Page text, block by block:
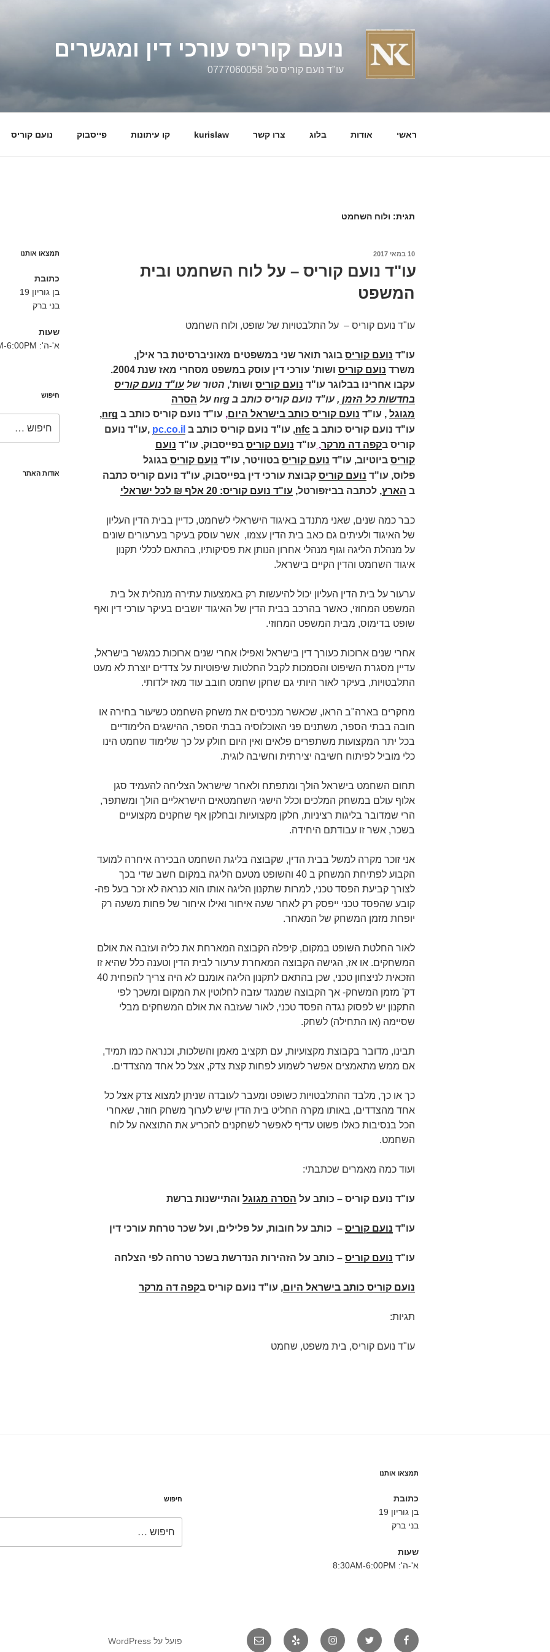
נועם קוריס עורכי דין ומגשרים
עו"ד נועם קוריס טל' 0777060058
ראשי אודות בלוג צרו קשר kurislaw קו עיתונות פייסבוק נועם קוריס
תגית: ולוח השחמט
פורסם
10 במאי 2017
עו"ד נועם קוריס – על לוח השחמט ובית
המשפט
עו"ד נועם קוריס – על התלבטויות של שופט, ולוח השחמט
עו"ד נועם קוריס בוגר תואר שני במשפטים מאוניברסיטת בר אילן,
משרד נועם קוריס
ושות' עורכי דין עוסק במשפט מסחרי מאז שנת 2004.
עקבו אחרינו בבלוגר עו"ד נועם קוריס ושות', הטור של עו"ד נועם קוריס
בחדשות כל הזמן , עו"ד נועם קוריס כותב ב nrg על
הסרה
מגוגל , עו"ד נועם קוריס כותב בישראל היום, עו"ד נועם קוריס כותב ב nrg
,
עו"ד נועם קוריס כותב ב nfc
, עו"ד נועם קוריס כותב ב pc.co.il
,עו"ד נועם
קוריס בקפה דה מרקר, עו"ד נועם קוריס בפייסבוק, עו"ד נועם
קוריס ביוטיוב, עו"ד נועם קוריס בטוויטר, עו"ד נועם קוריס בגוגל
פלוס, עו"ד נועם קוריס קבוצת עורכי דין בפייסבוק, עו"ד נועם קוריס כתבה
ב הארץ, לכתבה בביזפורטל, עו"ד נועם קוריס: 20 אלף ₪ לכל ישראלי
כבר כמה שנים, שאני מתנדב באיגוד הישראלי לשחמט, כדיין בבית הדין העליון
של האיגוד ולעיתים גם כאב בית הדין עצמו, אשר עוסק בעיקר בערעורים שונים
על מנהלת הליגה וגוף מנהלי אחרון הנותן את פסיקותיו, בהתאם לכללי תקנון
איגוד השחמט והדין הקיים בישראל.
ערעור על בית הדין העליון יכול להיעשות רק באמצעות עתירה מנהלית אל בית
המשפט המחוזי, כאשר בהרכב בבית הדין של האיגוד יושבים בעיקר עורכי דין ואף
שופט בדימוס, מבית המשפט המחוזי.
אחרי שנים ארוכות כעורך דין בישראל ואפילו אחרי שנים ארוכות כמגשר בישראל,
עדיין מסגרת השיפוט והסמכות לקבל החלטות שיפוטיות על צדדים יוצרת לא מעט
התלבטויות, בעיקר לאור היותי גם שחקן שחמט חובב עוד מאז ילדותי.
מחקרים בארה"ב הראו, שכאשר מכניסים את משחק השחמט כשיעור בחירה או
חובה בבתי הספר, משתנים פני האוכלוסיה בבתי הספר, ההישגים הלימודיים
בכל יתר המקצועות משתפרים פלאים ואין היום חולק על כך שלימוד שחמט הינו
כלי מוביל לפיתוח חשיבה יצירתית וחשיבה לוגית.
תחום השחמט בישראל הולך ומתפתח ולאחר שישראל הצליחה להעמיד סגן
אלוף עולם במשחק המלכים וכלל הישגי השחמטאים הישראליים הולך ומשתפר,
הרי שמדובר בליגות רציניות, חלקן מקצועיות ובחלקן אף שחקנים מקצועיים
בשכר, אשר זו עבודתם היחידה.
אני זוכר מקרה למשל בבית הדין, שקבוצה בליגת השחמט הבכירה איחרה למועד
הקבוע לפתיחת המשחק ב 40 והשופט מטעם הליגה במקום חשב שדי בכך
לצורך קביעת הפסד טכני, למרות שתקנון הליגה אותו הוא כנראה לא זכר בעל פה-
קובע שהפסד טכני ייפסק רק לאחר שעה איחור ואילו איחור של פחות משעה רק
יופחת מזמן המשחק של המאחר.
לאור החלטת השופט במקום, קיפלה הקבוצה המארחת את כליה ועזבה את אולם
המשחקים. או אז, הגישה הקבוצה המאחרת ערעור לבית הדין וטענה כלל שהיא זו
הזכאית לניצחון טכני, שכן בהתאם לתקנון הליגה אומנם לא היה צריך להפחית 40
דק' מזמן המשחק- אך הקבוצה שמנגד עזבה לחלוטין את המקום ומשכך לפי
התקנון יש לפסוק נגדה הפסד טכני, לאור שעזבה את אולם המשחקים מבלי
שסיימה (או התחילה) לשחק.
תבינו, מדובר בקבוצת מקצועיות, עם תקציב מאמן והשלכות, וכנראה כמו תמיד,
אם ממש מתאמצים אפשר לשמוע לפחות קצת צדק, אצל כל אחד מהצדדים.
כך או כך, מלבד ההתלבטויות כשופט ומעבר לעובדה שניתן למצוא צדק אצל כל
אחד מהצדדים, באותו מקרה החליט בית הדין שיש לערוך משחק חוזר, שאחרי
הכל בנסיבות כאלו פשוט עדיף לאפשר לשחקנים להכריע את התוצאה על לוח
השחמט.
ועוד כמה מאמרים שכתבתי:
עו"ד נועם קוריס – כותב על הסרה מגוגל והתיישנות ברשת
עו"ד נועם קוריס – כותב על חובות, על פלילים, ועל שכר טרחת עורכי דין
עו"ד נועם קוריס – כותב על הזהירות הנדרשת בשכר טרחה לפי הצלחה
נועם קוריס כותב בישראל היום, עו"ד נועם קוריס בקפה דה מרקר
תגיות:
עו"ד נועם קוריס, בית משפט, שחמט
תמצאו אותנו
כתובת
בן גוריון 19
בני ברק
שעות
א'-ה': 8:30AM-6:00PM
חיפוש
אודות האתר
תמצאו אותנו
כתובת
בן גוריון 19
בני ברק
שעות
א'-ה': 8:30AM-6:00PM
חיפוש
פייסבוק טוויטר אינסטגרם יאלפ אימייל
פועל על WordPress